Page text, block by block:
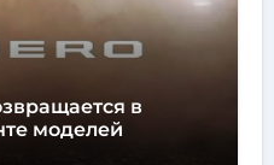
в
моделей